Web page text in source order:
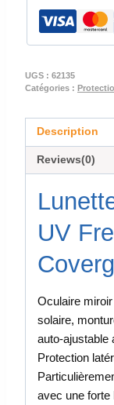
FREELUX
UGS : 62135
Catégories :
Description
Reviews(0)
UV
Oculaire
solaire,
auto-ajustable
Protection
avec une forte